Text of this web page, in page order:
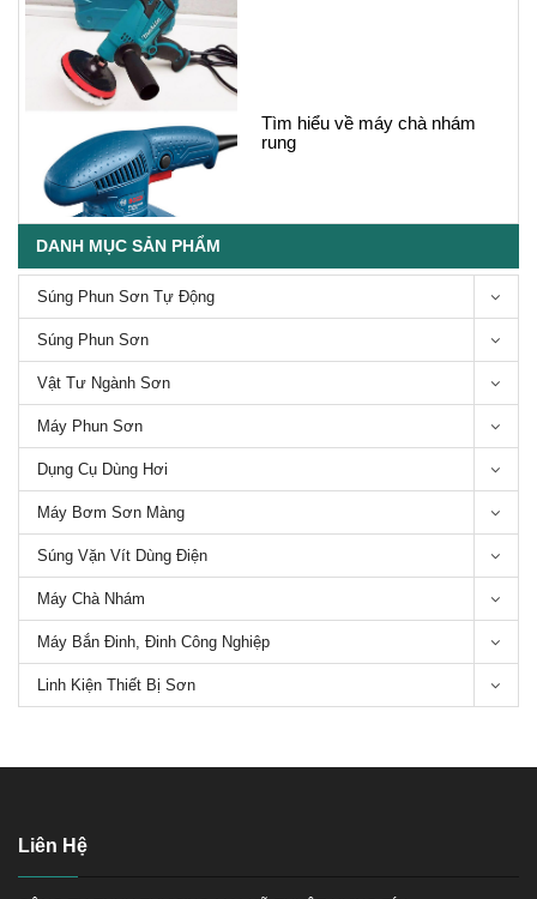
Các loại Súng phun sơn thân
05 thương hiệu Nồi trộn sơn tốt
DANH MỤC SẢN PHẨM
Súng Phun Sơn Tự Động
Súng Phun Sơn
Vật Tư Ngành Sơn
Máy Phun Sơn
Dụng Cụ Dùng Hơi
Máy Bơm Sơn Màng
Súng Vặn Vít Dùng Điện
Máy Chà Nhám
Máy Bắn Đinh, Đinh Công Nghiệp
Linh Kiện Thiết Bị Sơn
Liên Hệ